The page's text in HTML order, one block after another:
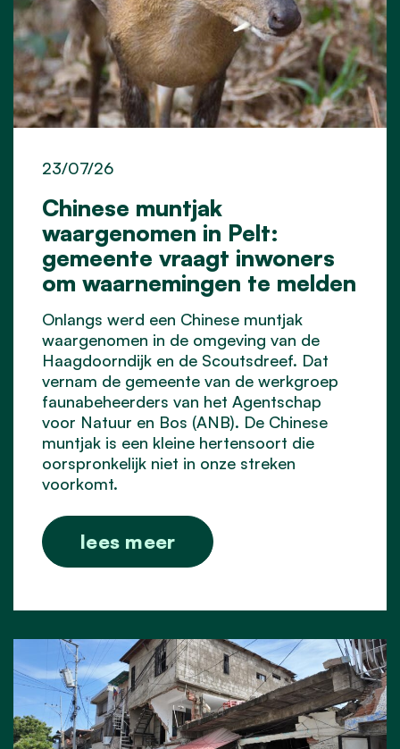
Chinese muntjak
waargenomen in Pelt:
gemeente vraagt inwoners
om waarnemingen te melden
23/07/26
Onlangs werd een Chinese muntjak
waargenomen in de omgeving van de
Haagdoorndijk en de Scoutsdreef. Dat
vernam de gemeente van de werkgroep
faunabeheerders van het Agentschap
voor Natuur en Bos (ANB). De Chinese
muntjak is een kleine hertensoort die
oorspronkelijk niet in onze streken
voorkomt.
lees meer